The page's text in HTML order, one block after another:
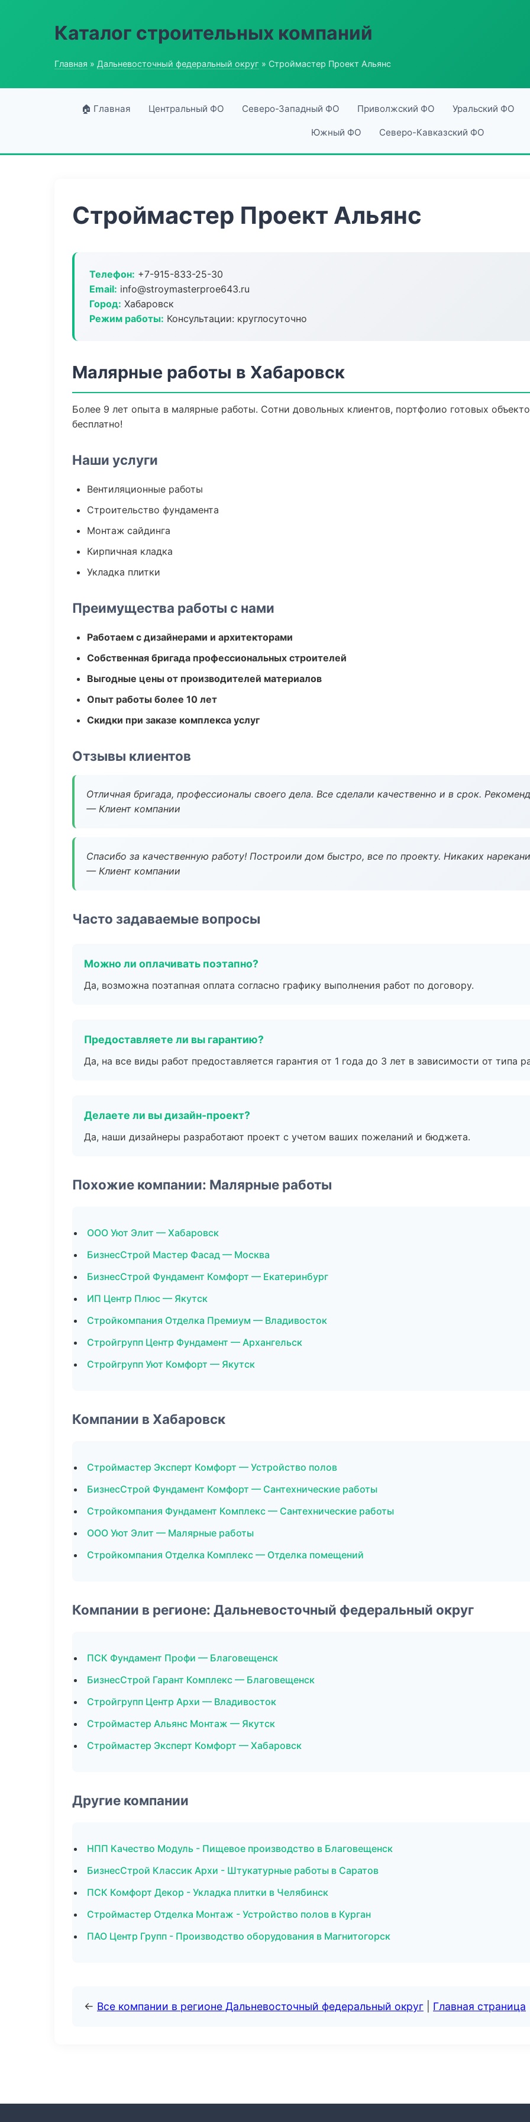
Каталог строительных компаний
Главная » Дальневосточный федеральный округ » Строймастер Проект Альянс
🏠 Главная Центральный ФО Северо-Западный ФО Приволжский ФО Уральский ФО
Южный ФО Северо-Кавказский ФО
Строймастер Проект Альянс
Телефон: +7-915-833-25-30
Email: info@stroymasterproe643.ru
Город: Хабаровск
Режим работы: Консультации: круглосуточно
Малярные работы в Хабаровск
Более 9 лет опыта в малярные работы. Сотни довольных клиентов, портфолио готовых
бесплатно!
Наши услуги
Вентиляционные работы
Строительство фундамента
Монтаж сайдинга
Кирпичная кладка
Укладка плитки
Преимущества работы с нами
Работаем с дизайнерами и архитекторами
Собственная бригада профессиональных строителей
Выгодные цены от производителей материалов
Опыт работы более 10 лет
Скидки при заказе комплекса услуг
Отзывы клиентов
Отличная бригада, профессионалы своего дела. Все сделали качественно и в срок.
— Клиент компании
Спасибо за качественную работу! Построили дом быстро, все по проекту. Никаких
— Клиент компании
Часто задаваемые вопросы
Можно ли оплачивать поэтапно?
Да, возможна поэтапная оплата согласно графику выполнения работ по договору.
Предоставляете ли вы гарантию?
Да, на все виды работ предоставляется гарантия от 1 года до 3 лет в зависимости от типа
Делаете ли вы дизайн-проект?
Да, наши дизайнеры разработают проект с учетом ваших пожеланий и бюджета.
Похожие компании: Малярные работы
ООО Уют Элит — Хабаровск
БизнесСтрой Мастер Фасад — Москва
БизнесСтрой Фундамент Комфорт — Екатеринбург
ИП Центр Плюс — Якутск
Стройкомпания Отделка Премиум — Владивосток
Стройгрупп Центр Фундамент — Архангельск
Стройгрупп Уют Комфорт — Якутск
Компании в Хабаровск
Строймастер Эксперт Комфорт — Устройство полов
БизнесСтрой Фундамент Комфорт — Сантехнические работы
Стройкомпания Фундамент Комплекс — Сантехнические работы
ООО Уют Элит — Малярные работы
Стройкомпания Отделка Комплекс — Отделка помещений
Компании в регионе: Дальневосточный федеральный округ
ПСК Фундамент Профи — Благовещенск
БизнесСтрой Гарант Комплекс — Благовещенск
Стройгрупп Центр Архи — Владивосток
Строймастер Альянс Монтаж — Якутск
Строймастер Эксперт Комфорт — Хабаровск
Другие компании
НПП Качество Модуль - Пищевое производство в Благовещенск
БизнесСтрой Классик Архи - Штукатурные работы в Саратов
ПСК Комфорт Декор - Укладка плитки в Челябинск
Строймастер Отделка Монтаж - Устройство полов в Курган
ПАО Центр Групп - Производство оборудования в Магнитогорск
← Все компании в регионе Дальневосточный федеральный округ Главная страница